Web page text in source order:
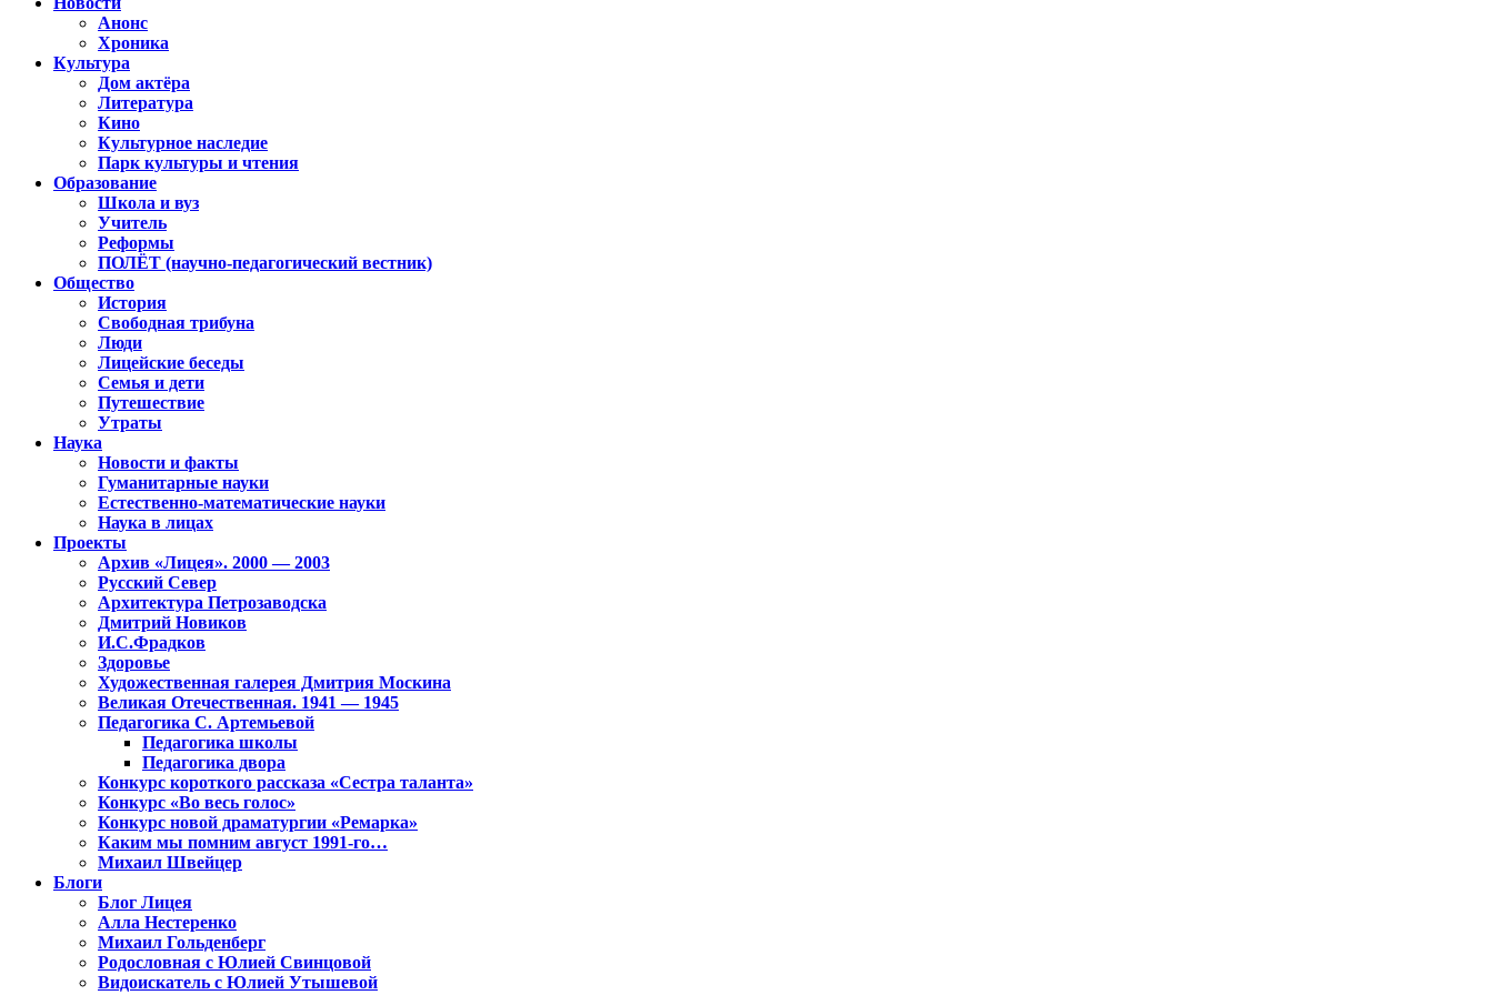
Анонс
Хроника
Культура
Дом актёра
Литература
Кино
Культурное наследие
Парк культуры и чтения
Образование
Школа и вуз
Учитель
Реформы
ПОЛЁТ (научно-педагогический вестник)
Общество
История
Свободная трибуна
Люди
Лицейские беседы
Семья и дети
Путешествие
Утраты
Наука
Новости и факты
Гуманитарные науки
Естественно-математические науки
Наука в лицах
Проекты
Архив «Лицея». 2000 — 2003
Русский Север
Архитектура Петрозаводска
Дмитрий Новиков
И.С.Фрадков
Здоровье
Художественная галерея Дмитрия Москина
Великая Отечественная. 1941 — 1945
Педагогика С. Артемьевой
Педагогика школы
Педагогика двора
Конкурс короткого рассказа «Сестра таланта»
Конкурс «Во весь голос»
Конкурс новой драматургии «Ремарка»
Каким мы помним август 1991-го…
Михаил Швейцер
Блоги
Блог Лицея
Алла Нестеренко
Михаил Гольденберг
Родословная с Юлией Свинцовой
Видоискатель с Юлией Утышевой